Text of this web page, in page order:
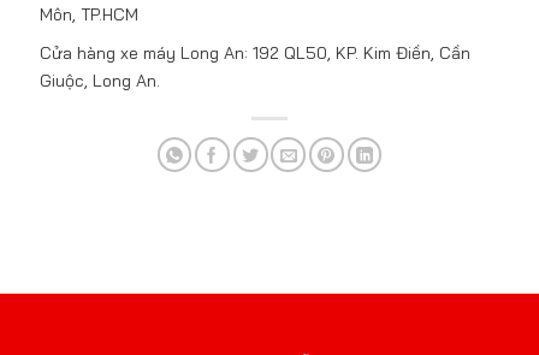
Môn, TP.HCM
Cửa hàng xe máy Long An: 192 QL50, KP. Kim Điền, Cần
Giuộc, Long An.